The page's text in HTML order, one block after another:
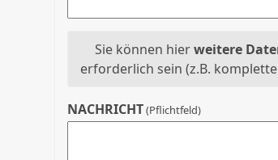
Sie können hierweitere
erforderlich sein (z.B.
NACHRICHT(Pflichtfeld)